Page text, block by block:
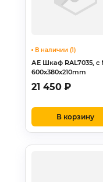
В наличии (1)
АЕ Шкаф RAL7035,
600х380х210mm
21 450 ₽
В корзину